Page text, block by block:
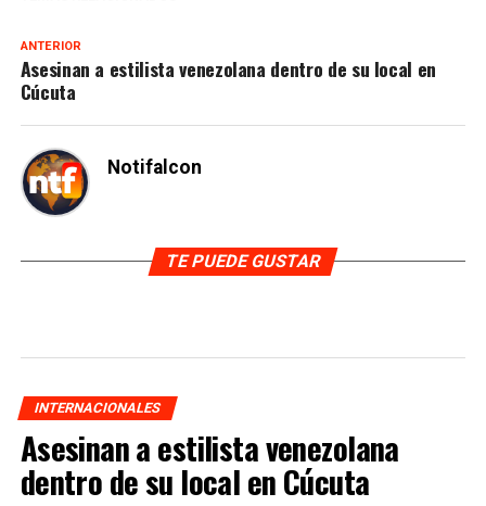
ANTERIOR
Asesinan a estilista venezolana dentro de su local en
Cúcuta
Notifalcon
TE PUEDE GUSTAR
INTERNACIONALES
Asesinan a estilista venezolana
dentro de su local en Cúcuta